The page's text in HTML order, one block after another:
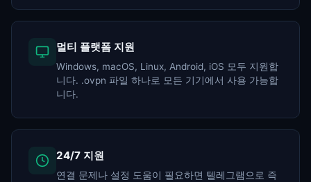
멀티 플랫폼 지원
Windows, macOS, Linux, Android, iOS 모두 지원합
니다. .ovpn 파일 하나로 모든 기기에서 사용 가능합
니다.
24/7 지원
연결 문제나 설정 도움이 필요하면 텔레그램으로 즉